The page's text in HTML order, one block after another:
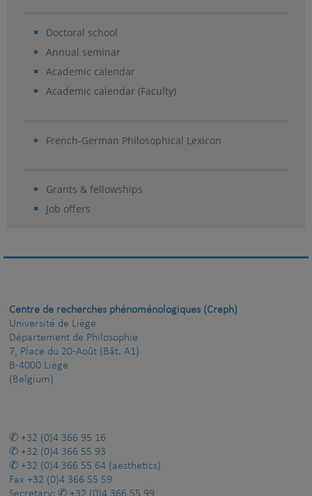
Doctoral school
Annual seminar
Academic calendar
Academic calendar (Faculty)
French-German Philosophical Lexicon
Grants & fellowships
Job offers
Centre de recherches phénoménologiques (Creph)
Université de Liège
Département de Philosophie
7, Place du 20-Août (Bât. A1)
B-4000 Liège
(Belgium)
+32 (0)4 366 95 16
+32 (0)4 366 55 93
+32 (0)4 366 55 64 (aesthetics)
Fax +32 (0)4 366 55 59